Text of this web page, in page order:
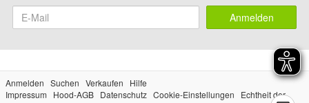
Anmelden
Anmelden Suchen Verkaufen
Hilfe
Impressum
Hood-AGB Datenschutz Cookie-Einstellungen
Echtheit der